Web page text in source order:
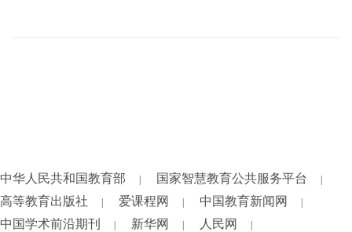
中华人民共和国教育部 国家智慧教育公共服务平台
高等教育出版社 爱课程网 中国教育新闻网
中国学术前沿期刊 新华网 人民网